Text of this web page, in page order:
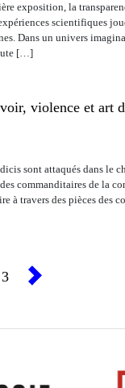
exposition, la
scientifiques
Dans un univers
[…]
violence et art
sont attaqués dans le
commanditaires de la
à travers des pièces des
3